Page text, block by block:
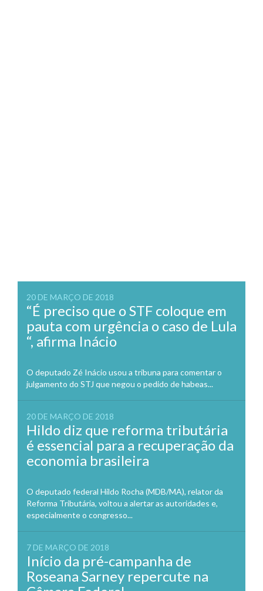
20 DE MARÇO DE 2018
“É preciso que o STF coloque em
pauta com urgência o caso de Lula
“, afirma Inácio
O deputado Zé Inácio usou a tribuna para comentar o
julgamento do STJ que negou o pedido de habeas...
20 DE MARÇO DE 2018
Hildo diz que reforma tributária
é essencial para a recuperação da
economia brasileira
O deputado federal Hildo Rocha (MDB/MA), relator da
Reforma Tributária, voltou a alertar as autoridades e,
especialmente o congresso...
7 DE MARÇO DE 2018
Início da pré-campanha de
Roseana Sarney repercute na